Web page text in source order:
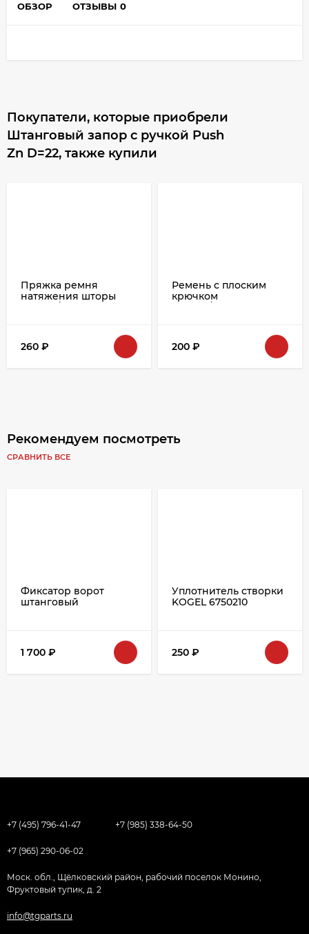
ОБЗОР ОТЗЫВЫ 0
Покупатели, которые приобрели
Штанговый запор с ручкой Push
Zn D=22, также купили
Пряжка ремня
натяжения шторы
260 ₽
Ремень с плоским
крючком
200 ₽
Рекомендуем посмотреть
СРАВНИТЬ ВСЕ
Фиксатор ворот
штанговый
1 700 ₽
Уплотнитель створки
KOGEL 6750210
250 ₽
+7 (495) 796-41-47 +7 (985) 338-64-50
+7 (965) 290-06-02
Моск. обл., Щёлковский район, рабочий поселок Монино,
Фруктовый тупик, д. 2
info@tgparts.ru